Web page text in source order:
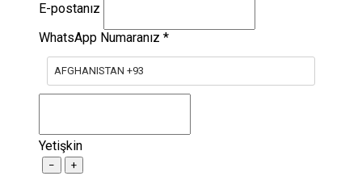
E-postanız
WhatsApp Numaranız *
AFGHANISTAN +93
Yetişkin
− +